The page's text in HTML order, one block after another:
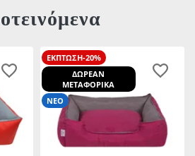
ΕΚΠΤΩΣΗ-20%
ΔΩΡΕΑΝ
ΜΕΤΑΦΟΡΙΚΑ
ΝΕΟ